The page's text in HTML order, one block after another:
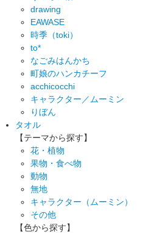
drawing
EAWASE
時季（toki）
to*
なごみはんかち
町娘のハンカチーフ
acchicocchi
キャラクター／ムーミン
りぼん
タオル
【テーマから探す】
花・植物
果物・食べ物
動物
無地
キャラクター（ムーミン）
その他
【色から探す】